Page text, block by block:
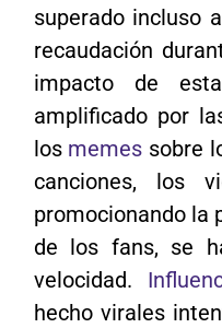
superado incluso a
recaudación
impacto de
amplificado por
los memes sobre
canciones, los
promocionando la
de los fans, se
velocidad.
hecho virales